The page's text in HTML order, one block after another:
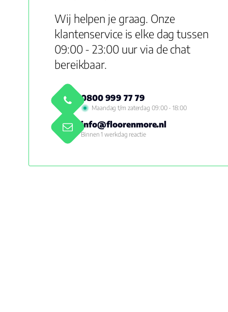
Wij helpen je graag. Onze
klantenservice is elke dag tussen
09:00 - 23:00 uur via de chat
bereikbaar.
0800 999 77 79
Maandag t/m zaterdag 09:00 - 18:00
info@floorenmore.nl
Binnen 1 werkdag reactie